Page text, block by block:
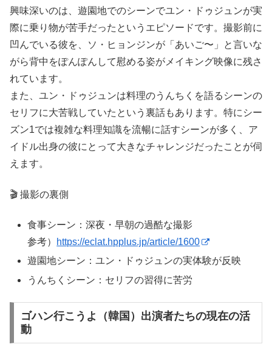
興味深いのは、遊園地でのシーンでユン・ドゥジュンが実
際に乗り物が苦手だったというエピソードです。撮影前に
凹んでいる彼を、ソ・ヒョンジンが「あいご〜」と言いな
がら背中をぽんぽんして慰める姿がメイキング映像に残さ
れています。
また、ユン・ドゥジュンは料理のうんちくを語るシーンの
セリフに大苦戦していたという裏話もあります。特にシー
ズン1では複雑な料理知識を流暢に話すシーンが多く、ア
イドル出身の彼にとって大きなチャレンジだったことが伺
えます。
🎬 撮影の裏側
食事シーン：深夜・早朝の過酷な撮影
参考）
https://eclat.hpplus.jp/article/1600
遊園地シーン：ユン・ドゥジュンの実体験が反映
うんちくシーン：セリフの習得に苦労
ゴハン行こうよ（韓国）出演者たちの現在の活
動